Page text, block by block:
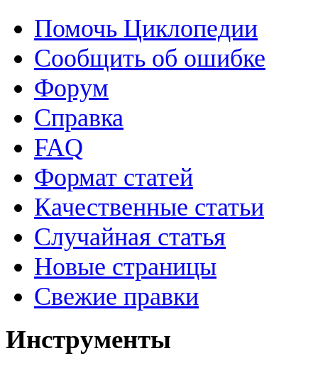
Помочь Циклопедии
Сообщить об ошибке
Форум
Справка
FAQ
Формат статей
Качественные статьи
Случайная статья
Новые страницы
Свежие правки
Инструменты